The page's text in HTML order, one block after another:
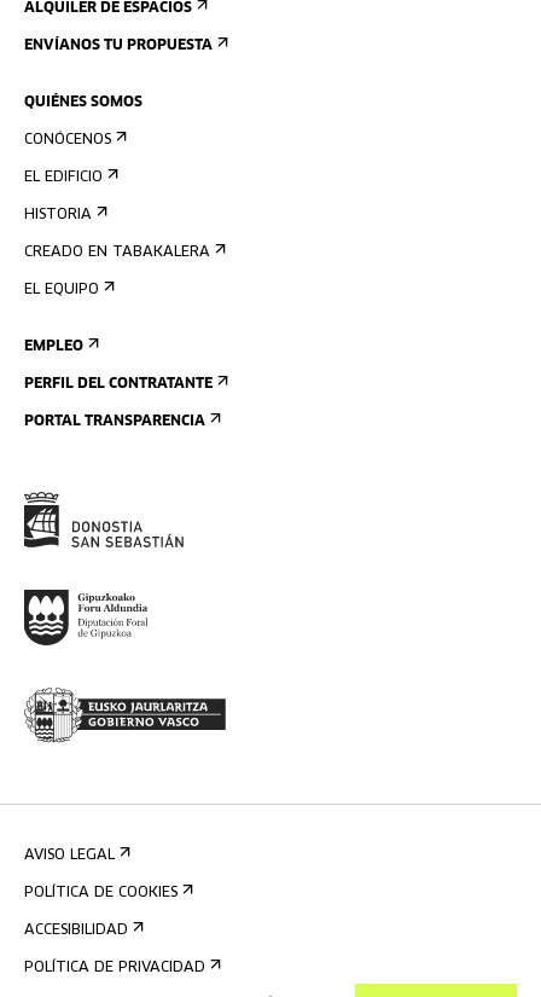
ALQUILER DE ESPACIOS
ENVÍANOS TU PROPUESTA
QUIÉNES SOMOS
CONÓCENOS
EL EDIFICIO
HISTORIA
CREADO EN TABAKALERA
EL EQUIPO
EMPLEO
PERFIL DEL CONTRATANTE
PORTAL TRANSPARENCIA
AVISO LEGAL
POLÍTICA DE COOKIES
ACCESIBILIDAD
POLÍTICA DE PRIVACIDAD